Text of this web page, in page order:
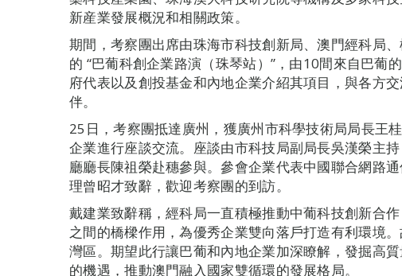
新産業發展概況和相關政策。
期間，考察團出席由珠海市科技創新局、澳門經科局
的 “巴葡科創企業路演（珠琴站）”，由10間來自巴葡
府代表以及創投基金和內地企業介紹其項目，與各方
伴。
25日，考察團抵達廣州，獲廣州市科學技術局局長王
企業進行座談交流。座談由市科技局副局長吳漢榮主
廳廳長陳祖榮赴穗參與。參會企業代表中國聯合網路
理曾昭才致辭，歡迎考察團的到訪。
戴建業致辭稱，經科局一直積極推動中葡科技創新合
之間的橋樑作用，為優秀企業雙向落戶打造有利環境
灣區。期望此行讓巴葡和內地企業加深瞭解，發掘高
的機遇，推動澳門融入國家雙循環的發展格局。